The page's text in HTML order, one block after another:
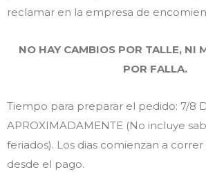
reclamar en la empresa de
NO HAY CAMBIOS POR TALLE, NI
POR FALLA.
Tiempo para preparar el pedido: 7/8
APROXIMADAMENTE (No incluye
feriados). Los dias comienzan a
desde el pago.